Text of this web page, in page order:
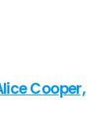
Cooper,